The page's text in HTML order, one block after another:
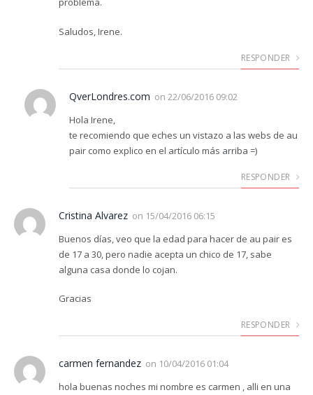
Saludos, Irene.
RESPONDER
QverLondres.com on 22/06/2016 09:02
Hola Irene,
te recomiendo que eches un vistazo a las webs de au
pair como explico en el artículo más arriba =)
RESPONDER
Cristina Alvarez on 15/04/2016 06:15
Buenos días, veo que la edad para hacer de au pair es
de 17 a 30, pero nadie acepta un chico de 17, sabe
alguna casa donde lo cojan.
Gracias
RESPONDER
carmen fernandez on 10/04/2016 01:04
hola buenas noches mi nombre es carmen , alli en una